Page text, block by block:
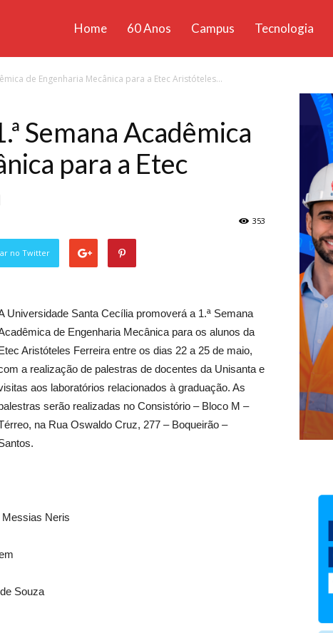
Home 60 Anos Campus Tecnologia
de Engenharia Mecânica para a Etec Aristóteles...
Semana Acadêmica
para a Etec
353
no Twitter
Universidade Santa Cecília promoverá a 1.ª Semana
de Engenharia Mecânica para os alunos da
Aristóteles Ferreira entre os dias 22 a 25 de maio,
a realização de palestras de docentes da Unisanta e
aos laboratórios relacionados à graduação. As
serão realizadas no Consistório – Bloco M –
na Rua Oswaldo Cruz, 277 – Boqueirão –
Messias Neris
Souza